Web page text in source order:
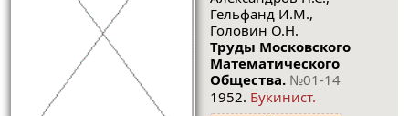
Гельфанд И.М.,
Головин О.Н.
Труды Московского
Математического
Общества. №01-14
1952. Букинист.